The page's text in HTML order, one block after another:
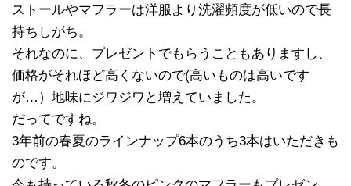
ストールやマフラーは洋服より洗濯頻度が低いので長
持ちしがち。
それなのに、プレゼントでもらうこともありますし、
価格がそれほど高くないので(高いものは高いです
が…）地味にジワジワと増えていました。
だってですね。
3年前の春夏のラインナップ6本のうち3本はいただきも
のです。